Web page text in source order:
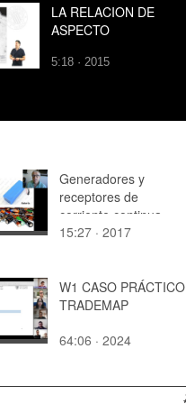
LA RELACION DE
ASPECTO
5:18 · 2015
Generadores y
receptores de
corriente continua
15:27 · 2017
W1 CASO PRÁCTICO
TRADEMAP
64:06 · 2024